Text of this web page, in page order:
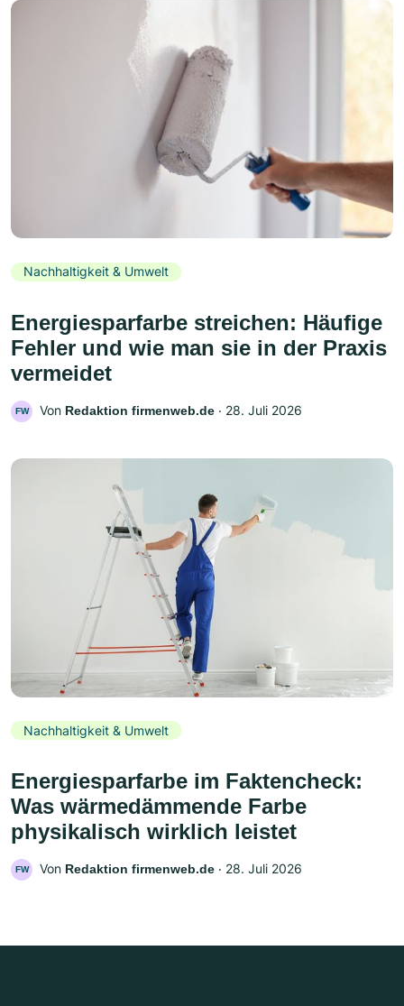
Nachhaltigkeit & Umwelt
Energiesparfarbe streichen: Häufige
Fehler und wie man sie in der Praxis
vermeidet
FW Von Redaktion firmenweb.de ‧ 28. Juli 2026
Nachhaltigkeit & Umwelt
Energiesparfarbe im Faktencheck:
Was wärmedämmende Farbe
physikalisch wirklich leistet
FW Von Redaktion firmenweb.de ‧ 28. Juli 2026